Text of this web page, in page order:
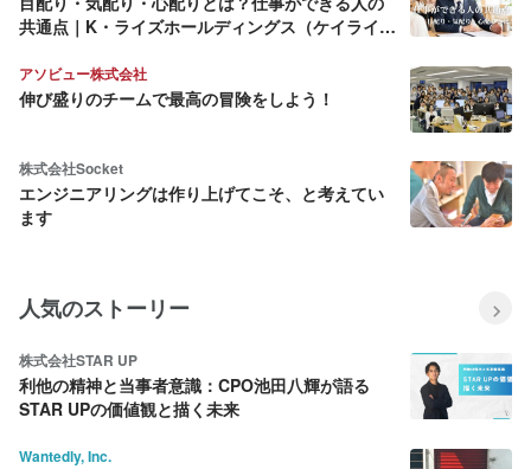
共通点｜K・ライズホールディングス（ケイライ
アソビュー株式会社
伸び盛りのチームで最高の冒険をしよう！
株式会社Socket
エンジニアリングは作り上げてこそ、と考えてい
ます
人気のストーリー
株式会社STAR UP
利他の精神と当事者意識：CPO池田八輝が語る
STAR UPの価値観と描く未来
Wantedly, Inc.